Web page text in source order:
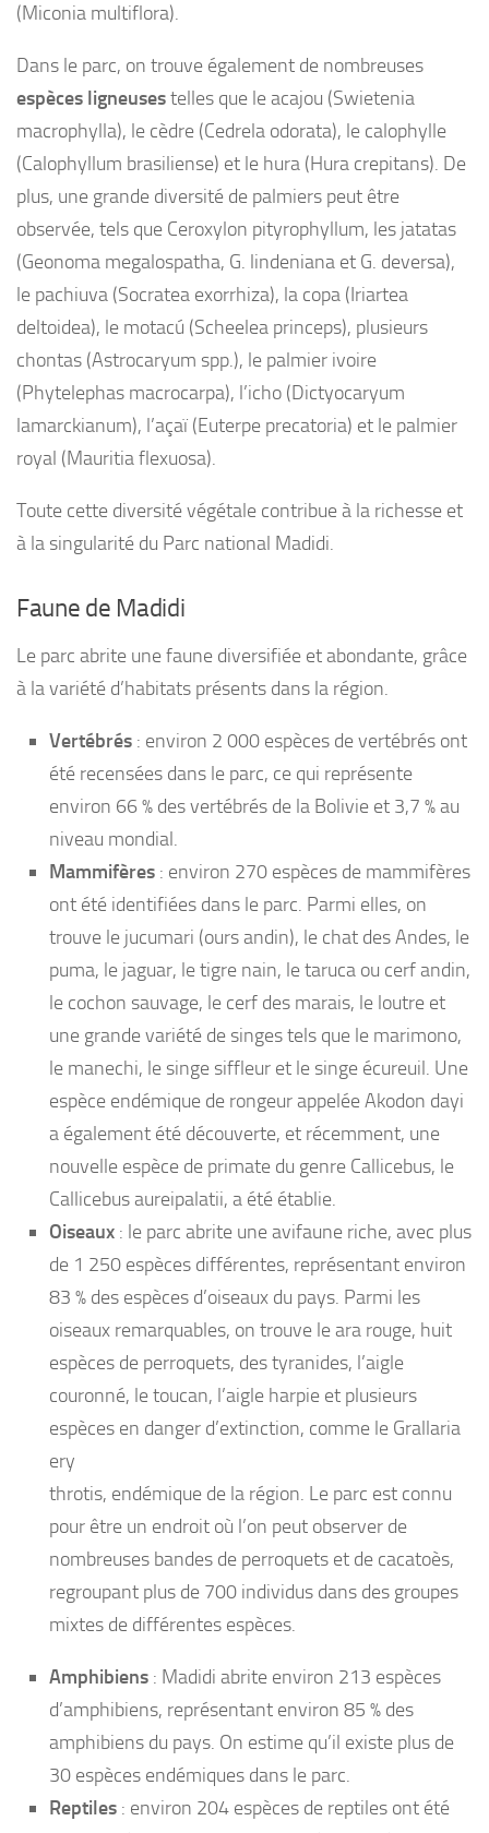
(Miconia multiflora).
Dans le parc, on trouve également de nombreuses
espèces ligneusestelles que le acajou (Swietenia
macrophylla), le cèdre (Cedrela odorata), le calophylle
(Calophyllum brasiliense) et le hura (Hura crepitans). De
plus, une grande diversité de palmiers peut être
observée, tels que Ceroxylon pityrophyllum, les jatatas
(Geonoma megalospatha, G. lindeniana et G. deversa),
le pachiuva (Socratea exorrhiza), la copa (Iriartea
deltoidea), le motacú (Scheelea princeps), plusieurs
chontas (Astrocaryum spp.), le palmier ivoire
(Phytelephas macrocarpa), l’icho (Dictyocaryum
lamarckianum), l’açaï (Euterpe precatoria) et le palmier
royal (Mauritia flexuosa).
Toute cette diversité végétale contribue à la richesse et
à la singularité du Parc national Madidi.
Faune de Madidi
Le parc abrite une faune diversifiée et abondante, grâce
à la variété d’habitats présents dans la région.
Vertébrés : environ 2 000 espèces de vertébrés ont
été recensées dans le parc, ce qui représente
environ 66 % des vertébrés de la Bolivie et 3,7 % au
niveau mondial.
Mammifères : environ 270 espèces de mammifères
ont été identifiées dans le parc. Parmi elles, on
trouve le jucumari (ours andin), le chat des Andes, le
puma, le jaguar, le tigre nain, le taruca ou cerf andin,
le cochon sauvage, le cerf des marais, le loutre et
une grande variété de singes tels que le marimono,
le manechi, le singe siffleur et le singe écureuil. Une
espèce endémique de rongeur appelée Akodon dayi
a également été découverte, et récemment, une
nouvelle espèce de primate du genre Callicebus, le
Callicebus aureipalatii, a été établie.
Oiseaux : le parc abrite une avifaune riche, avec plus
de 1 250 espèces différentes, représentant environ
83 % des espèces d’oiseaux du pays. Parmi les
oiseaux remarquables, on trouve le ara rouge, huit
espèces de perroquets, des tyranides, l’aigle
couronné, le toucan, l’aigle harpie et plusieurs
espèces en danger d’extinction, comme le Grallaria
ery
throtis, endémique de la région. Le parc est connu
pour être un endroit où l’on peut observer de
nombreuses bandes de perroquets et de cacatoès,
regroupant plus de 700 individus dans des groupes
mixtes de différentes espèces.
Amphibiens : Madidi abrite environ 213 espèces
d’amphibiens, représentant environ 85 % des
amphibiens du pays. On estime qu’il existe plus de
30 espèces endémiques dans le parc.
Reptiles : environ 204 espèces de reptiles ont été